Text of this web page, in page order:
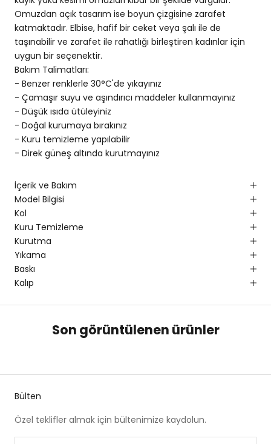
Omuzdan açık tasarım ise boyun çizgisine zarafet
katmaktadır. Elbise, hafif bir ceket veya şalı ile de
taşınabilir ve zarafet ile rahatlığı birleştiren kadınlar için
uygun bir seçenektir.
Bakım Talimatları:
- Benzer renklerle 30°C'de yıkayınız
- Çamaşır suyu ve aşındırıcı maddeler kullanmayınız
- Düşük ısıda ütüleyiniz
- Doğal kurumaya bırakınız
- Kuru temizleme yapılabilir
- Direk güneş altında kurutmayınız
İçerik ve Bakım
Model Bilgisi
Kol
Kuru Temizleme
Kurutma
Yıkama
Baskı
Kalıp
Son görüntülenen ürünler
Bülten
Özel teklifler almak için bültenimize kaydolun.